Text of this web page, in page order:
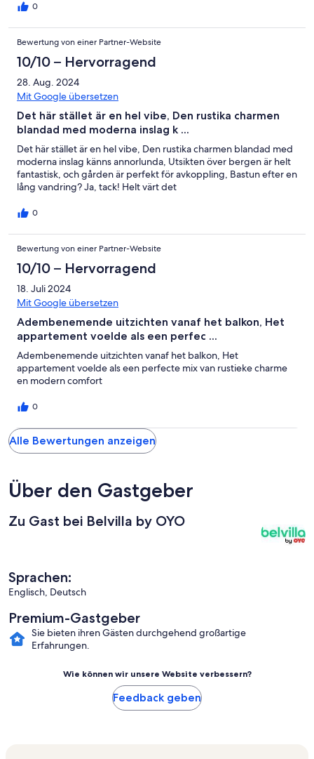
0
Bewertung von einer Partner-Website
10/10 – Hervorragend
28. Aug. 2024
Mit Google übersetzen
Det här stället är en hel vibe, Den rustika charmen
blandad med moderna inslag k ...
Det här stället är en hel vibe, Den rustika charmen blandad med
moderna inslag känns annorlunda, Utsikten över bergen är helt
fantastisk, och gården är perfekt för avkoppling, Bastun efter en
lång vandring? Ja, tack! Helt värt det
0
Bewertung von einer Partner-Website
10/10 – Hervorragend
18. Juli 2024
Mit Google übersetzen
Adembenemende uitzichten vanaf het balkon, Het
appartement voelde als een perfec ...
Adembenemende uitzichten vanaf het balkon, Het
appartement voelde als een perfecte mix van rustieke charme
en modern comfort
0
Alle Bewertungen anzeigen
Über den Gastgeber
Zu Gast bei Belvilla by OYO
Sprachen:
Englisch, Deutsch
Premium-Gastgeber
Sie bieten ihren Gästen durchgehend großartige
Erfahrungen.
Wie können wir unsere Website verbessern?
Feedback geben